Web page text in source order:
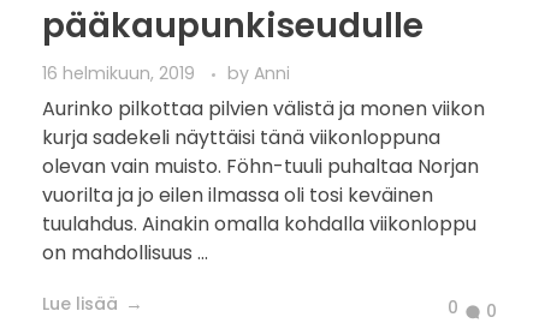
pääkaupunkiseudulle
16 helmikuun, 2019 by Anni
Aurinko pilkottaa pilvien välistä ja monen viikon
kurja sadekeli näyttäisi tänä viikonloppuna
olevan vain muisto. Föhn-tuuli puhaltaa Norjan
vuorilta ja jo eilen ilmassa oli tosi keväinen
tuulahdus. Ainakin omalla kohdalla viikonloppu
on mahdollisuus ...
Lue lisää 0 0